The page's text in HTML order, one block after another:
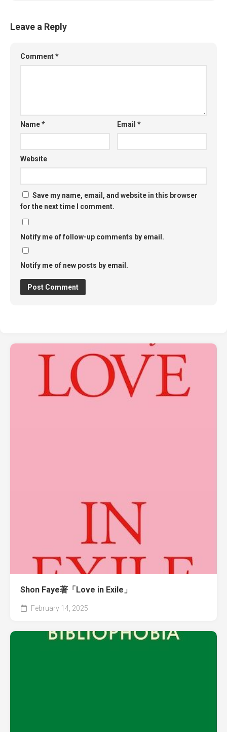
Leave a Reply
Comment*
Name* Email*
Website
Save my name, email, and website in this browser
for the next time I comment.
Notify me of follow-up comments by email.
Notify me of new posts by email.
Shon Faye著「Love in Exile」
February 14, 2025